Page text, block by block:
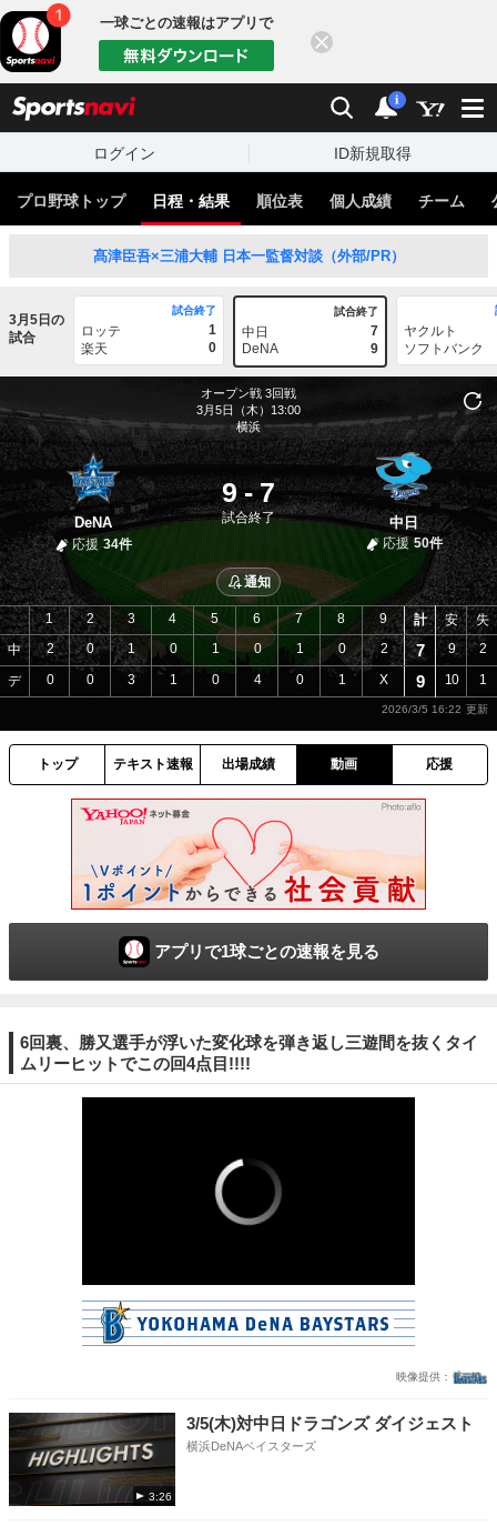
一球ごとの速報はアプリで
検索 通知
i
ログイン ID新規取得
プロ野球トップ 日程・結果 順位表 個人成績 チーム
髙津臣吾×三浦大輔 日本一監督対談（外部/PR）
3月5日の
試合
試合終了
ロッテ
1
楽天
0
試合終了
中日
7
DeNA
9
ヤクルト
ソフトバンク
オープン戦 3回戦
3月5日（木）13:00
横浜
DeNA
応援 34件
9 - 7
試合終了 中日
応援 50件
通知
中
デ
1 2 3 4 5 6 7 8
9
2
0 1 0 1 0 1 0
2
0
0 3 1 0 4 0 1 X
計 安 失
7 9 2
9 10 1
2026/3/5 16:22
トップ テキスト速報 出場成績 動画 応援
アプリで1球ごとの速報を見る
6回裏、勝又選手が浮いた変化球を弾き返し三遊間を抜くタイ
ムリーヒットでこの回4点目!!!!
3:26
3/5(木)対中日ドラゴンズ ダイジェスト
横浜DeNAベイスターズ